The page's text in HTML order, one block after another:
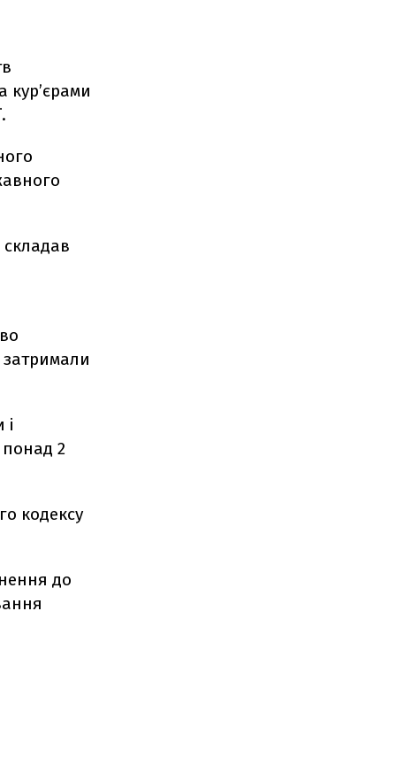
кур’єрами
затримали
понад 2
кодексу
до